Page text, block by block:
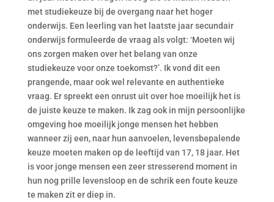
met studiekeuze bij de overgang naar het hoger
onderwijs. Een leerling van het laatste jaar secundair
onderwijs formuleerde de vraag als volgt: ‘Moeten wij
ons zorgen maken over het belang van onze
studiekeuze voor onze toekomst?’. Ik vond dit een
prangende, maar ook wel relevante en authentieke
vraag. Er spreekt een onrust uit over hoe moeilijk het is
de juiste keuze te maken. Ik zag ook in mijn persoonlijke
omgeving hoe moeilijk jonge mensen het hebben
wanneer zij een, naar hun aanvoelen, levensbepalende
keuze moeten maken op de leeftijd van 17, 18 jaar. Het
is voor jonge mensen een zeer stresserend moment in
hun nog prille levensloop en de schrik een foute keuze
te maken zit er diep in.